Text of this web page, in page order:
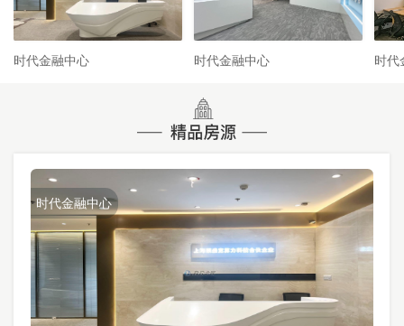
时代金融中心 时代金融中心 时代
时代金融中心